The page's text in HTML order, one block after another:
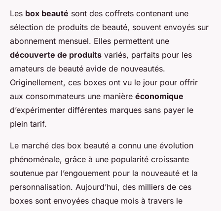
Les box beauté sont des coffrets contenant une
sélection de produits de beauté, souvent envoyés sur
abonnement mensuel. Elles permettent une
découverte de produits variés, parfaits pour les
amateurs de beauté avide de nouveautés.
Originellement, ces boxes ont vu le jour pour offrir
aux consommateurs une manière économique
d’expérimenter différentes marques sans payer le
plein tarif.
Le marché des box beauté a connu une évolution
phénoménale, grâce à une popularité croissante
soutenue par l’engouement pour la nouveauté et la
personnalisation. Aujourd’hui, des milliers de ces
boxes sont envoyées chaque mois à travers le